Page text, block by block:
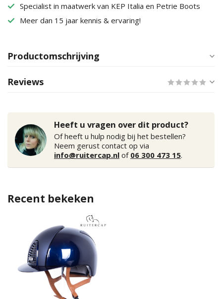
Specialist in maatwerk van KEP Italia en Petrie Boots
Meer dan 15 jaar kennis & ervaring!
Productomschrijving
Reviews
Heeft u vragen over dit product?
Of heeft u hulp nodig bij het bestellen?
Neem gerust contact op via
info@ruitercap.nl of 06 300 473 15.
Recent bekeken